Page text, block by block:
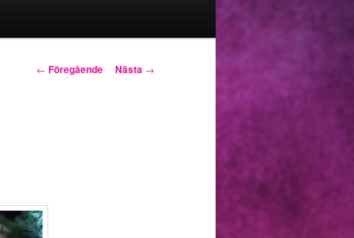
Inläggsnavigering
← Föregående Nästa →